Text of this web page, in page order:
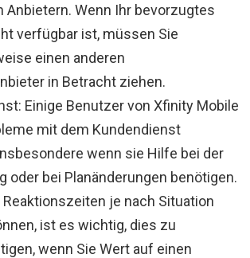
Anbietern. Wenn Ihr bevorzugtes
verfügbar ist, müssen Sie
einen anderen
in Betracht ziehen.
Einige Benutzer von Xfinity Mobile
mit dem Kundendienst
wenn sie Hilfe bei der
oder bei Planänderungen benötigen.
Reaktionszeiten je nach Situation
ist es wichtig, dies zu
wenn Sie Wert auf einen